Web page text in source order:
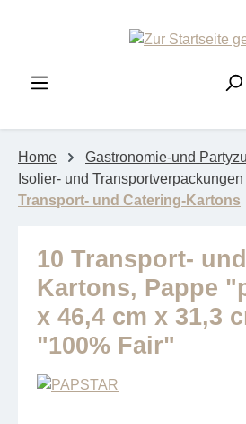
Home
Gastronomie-und
Isolier- und Transportverpackungen
Transport- und Catering-Kartons
10 Transport-
Kartons, Pappe
x 46,4 cm x 31,3
"100% Fair"